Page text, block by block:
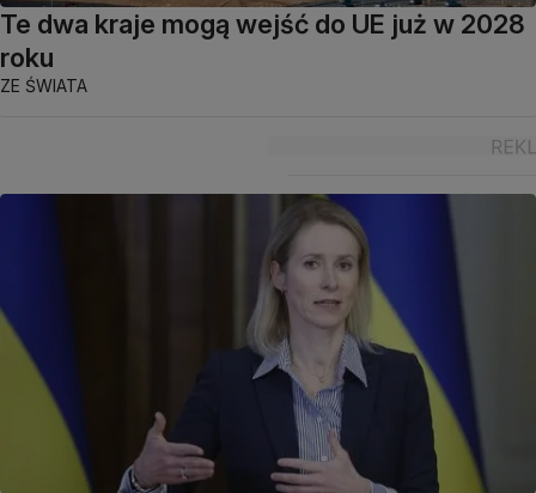
Te dwa kraje mogą wejść do UE już w 2028
roku
ZE ŚWIATA